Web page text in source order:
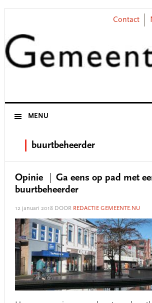
Skip
primary
navigation
Skip
content
Skip
primary
sidebar
Skip
footer
Contact
MENU
buurtbeheerder
Opinie
Ga eens op pad met
buurtbeheerder
12 januari 2018DOOR REDACTIE GEMEENTE.NU